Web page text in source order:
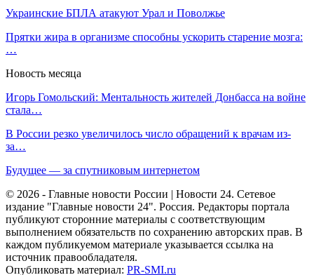
Украинские БПЛА атакуют Урал и Поволжье
Прятки жира в организме способны ускорить старение мозга:
…
Новость месяца
Игорь Гомольский: Ментальность жителей Донбасса на войне
стала…
В России резко увеличилось число обращений к врачам из-
за…
Будущее — за спутниковым интернетом
© 2026 - Главные новости России | Новости 24. Сетевое
издание "Главные новости 24". Россия. Редакторы портала
публикуют сторонние материалы с соответствующим
выполнением обязательств по сохранению авторских прав. В
каждом публикуемом материале указывается ссылка на
источник правообладателя.
Опубликовать материал: PR-SMI.ru